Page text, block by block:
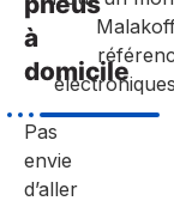
à
domicile
Pas
envie
d’aller